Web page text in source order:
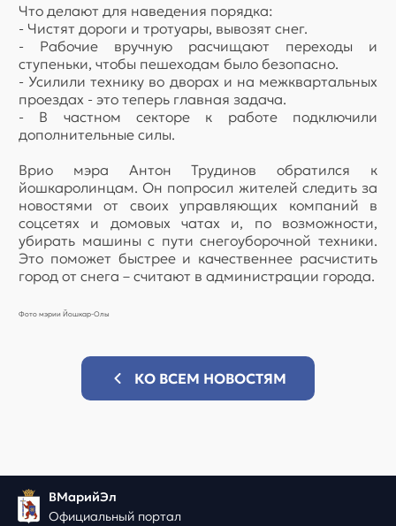
Что делают для наведения порядка:
- Чистят дороги и тротуары, вывозят снег.
- Рабочие вручную расчищают переходы и
ступеньки, чтобы пешеходам было безопасно.
- Усилили технику во дворах и на межквартальных
проездах - это теперь главная задача.
- В частном секторе к работе подключили
дополнительные силы.
Врио мэра Антон Трудинов обратился к
йошкаролинцам. Он попросил жителей следить за
новостями от своих управляющих компаний в
соцсетях и домовых чатах и, по возможности,
убирать машины с пути снегоуборочной техники.
Это поможет быстрее и качественнее расчистить
город от снега – считают в администрации города.
Фото мэрии Йошкар-Олы
КО ВСЕМ НОВОСТЯМ
ВМарийЭл
Официальный портал